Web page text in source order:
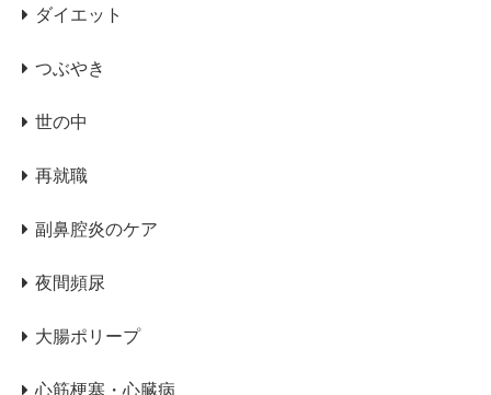
ダイエット
つぶやき
世の中
再就職
副鼻腔炎のケア
夜間頻尿
大腸ポリープ
心筋梗塞・心臓病